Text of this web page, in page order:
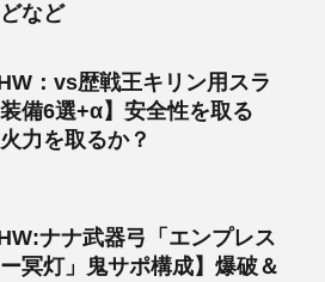
など
：vs歴戦王キリン用スラ
備6選+α】安全性を取る
力を取るか？
ナナ武器弓「エンプレス
冥灯」鬼サポ構成】爆破＆